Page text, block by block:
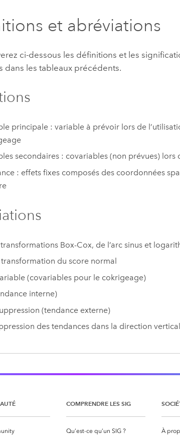
et abréviations
ci-dessous les définitions et les
dans les tableaux précédents.
principale : variable à prévoir lors de
secondaires : covariables (non prévues) lors
: effets fixes composés des coordonnées
transformations Box-Cox, de l’arc sinus et
transformation du score normal
(covariables pour le cokrigeage)
interne)
(tendance externe)
des tendances dans la direction
COMPRENDRE LES SIG
Qu’est-ce qu’un SIG ? À